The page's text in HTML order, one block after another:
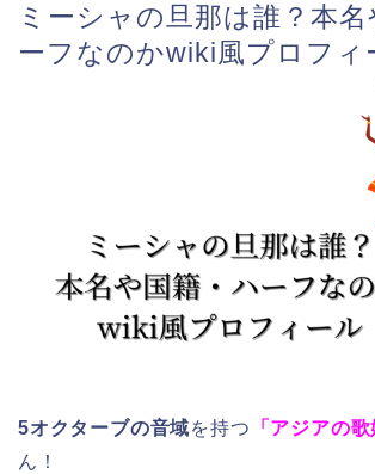
ミーシャの旦那は誰？本
ーフなのかwiki風プロフィ
5オクターブの音域を持つ 「アジアの歌
ん！